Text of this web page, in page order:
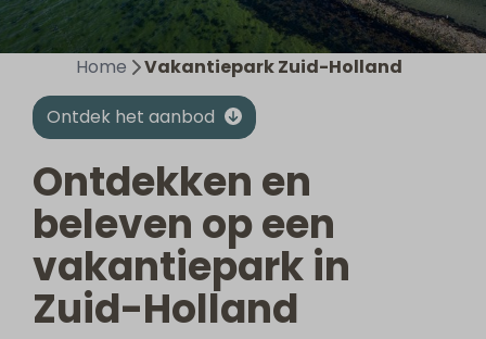
Home Vakantiepark Zuid-Holland
Ontdek het aanbod
Ontdekken en
beleven op een
vakantiepark in
Zuid-Holland